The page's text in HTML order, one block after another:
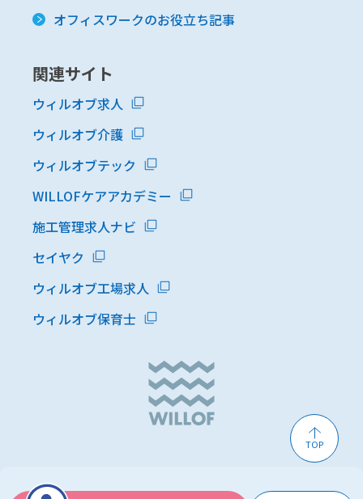
TOP
オフィスワークのお役立ち記事
関連サイト
ウィルオブ求人
ウィルオブ介護
ウィルオブテック
WILLOFケアアカデミー
施工管理求人ナビ
セイヤク
ウィルオブ工場求人
ウィルオブ保育士